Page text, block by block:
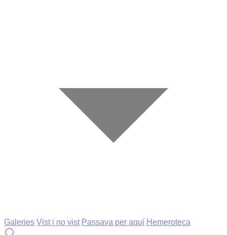
Galeries Vist i no vist Passava per aquí Hemeroteca